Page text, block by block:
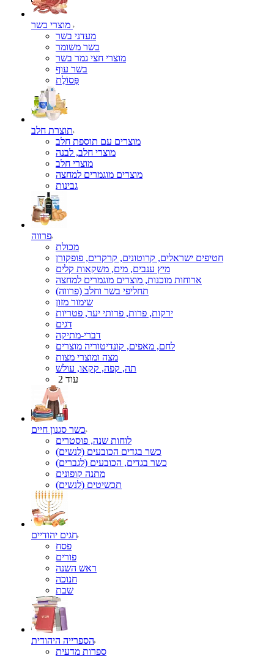
מעדני בשר
בשר משומר
מוצרי חצי גמר בשר
בשר עוף
פְּסוֹלֶת
תוצרת חלב
מוצרים עם תוספת חלב
מוצרי חלב, לבנה
מוצרי חלב
מוצרים מוגמרים למחצה
גבינות
פרווה
מכולת
חטיפים ישראלים, קרוטונים, קרקרים, פופקורן
מיץ ענבים, מים, משקאות קלים
ארוחות מוכנות, מוצרים מוגמרים למחצה
תחליפי בשר וחלב (פרווה)
שימור מזון
ירקות, פרות, פרותי יער, פטריות
דגים
דברי-מתיקה
לחם, מאפים, קונדיטוריה מוצרים
מצה ומוצרי מצות
תה, קפה, קקאו, עולש
עוד 2
כשר סגנון חיים
לוחות שנה, פוסטרים
כשר בגדים הכובעים (לנשים)
כשר בגדים, הכובעים (לגברים)
מתנה קופונים
תכשיטים (לנשים)
חגים יהודיים
פסח
פורים
ראש השנה
חנוכה
שבת
הספרייה היהודית
ספרות מדעית